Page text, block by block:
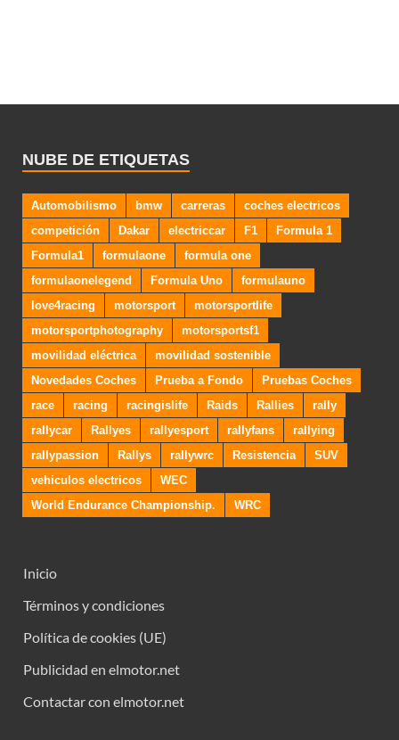
NUBE DE ETIQUETAS
Automobilismo bmw carreras
coches electricos
competición
Dakar electriccar F1
Formula 1
Formula1
formulaone
formula one
formulaonelegend
Formula Uno
formulauno
love4racing
motorsport
motorsportlife
motorsportphotography
motorsportsf1
movilidad eléctrica
movilidad sostenible
Novedades Coches
Prueba a Fondo
Pruebas Coches
race
racing racingislife Raids Rallies
rally
rallycar
Rallyes rallyesport rallyfans
rallying
rallypassion
Rallys rallywrc Resistencia
SUV
vehiculos electricos
WEC
World Endurance Championship.
WRC
Inicio
Términos y condiciones
Política de cookies (UE)
Publicidad en elmotor.net
Contactar con elmotor.net